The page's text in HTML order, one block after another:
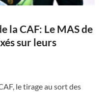
la CAF: Le MAS de
sur leurs
le tirage au sort des